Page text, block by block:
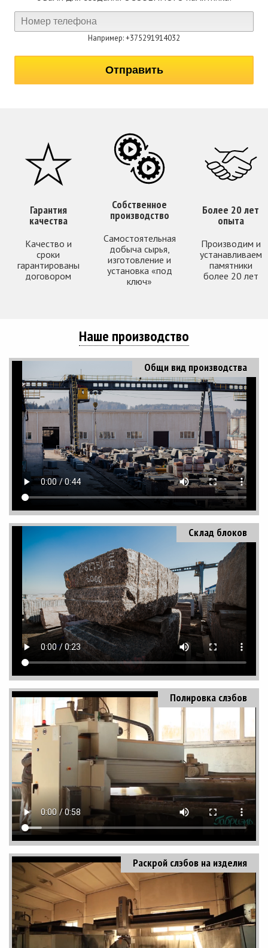
Например: +375291914032
Гарантия
качества
Качество и
сроки
гарантированы
договором
Собственное
производство
Самостоятельная
добыча сырья,
изготовление и
установка «под
ключ»
Более 20 лет
опыта
Производим и
устанавливаем
памятники
более 20 лет
Наше производство
Общи вид производства
Склад блоков
Полировка слэбов
Раскрой слэбов на изделия